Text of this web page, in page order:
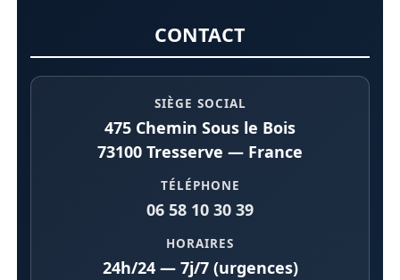
CONTACT
SIÈGE SOCIAL
475 Chemin Sous le Bois
73100 Tresserve — France
TÉLÉPHONE
06 58 10 30 39
HORAIRES
24h/24 — 7j/7 (urgences)